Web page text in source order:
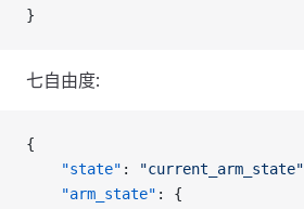
}
七自由度:
{
    "state"
: "current_arm_state"
    "arm_state"
: {